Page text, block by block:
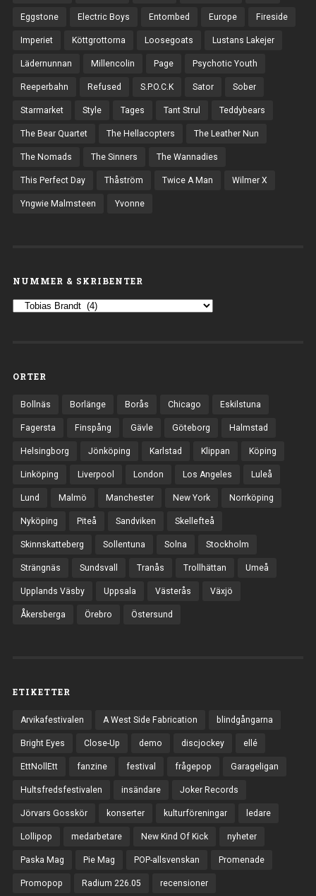
Eggstone Electric Boys Entombed Europe Fireside
Imperiet Köttgrottorna Loosegoats Lustans Lakejer
Lädernunnan Millencolin Page Psychotic Youth
Reeperbahn Refused S.P.O.C.K Sator Sober
Starmarket Style Tages Tant Strul Teddybears
The Bear Quartet The Hellacopters The Leather Nun
The Nomads The Sinners The Wannadies
This Perfect Day Thåström Twice A Man Wilmer X
Yngwie Malmsteen Yvonne
NUMMER & SKRIBENTER
ORTER
Bollnäs Borlänge Borås Chicago Eskilstuna
Fagersta Finspång Gävle Göteborg Halmstad
Helsingborg Jönköping Karlstad Klippan Köping
Linköping Liverpool London Los Angeles Luleå
Lund Malmö Manchester New York Norrköping
Nyköping Piteå Sandviken Skellefteå
Skinnskatteberg Sollentuna Solna Stockholm
Strängnäs Sundsvall Tranås Trollhättan Umeå
Upplands Väsby Uppsala Västerås Växjö
Åkersberga Örebro Östersund
ETIKETTER
Arvikafestivalen A West Side Fabrication blindgångarna
Bright Eyes Close-Up demo discjockey ellé
EttNollEtt fanzine festival frågepop Garageligan
Hultsfredsfestivalen insändare Joker Records
Jörvars Gosskör konserter kulturföreningar ledare
Lollipop medarbetare New Kind Of Kick nyheter
Paska Mag Pie Mag POP-allsvenskan Promenade
Promopop Radium 226.05 recensioner